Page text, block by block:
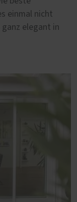
einmal nicht
ganz elegant in